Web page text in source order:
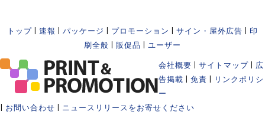
トップ 速報 パッケージ プロモーション サイン・屋外広告
印
刷全般
販促品 ユーザー
会社概要 サイトマップ
広
告掲載
免責
リンクポリシ
ー
お問い合わせ ニュースリリースをお寄せください